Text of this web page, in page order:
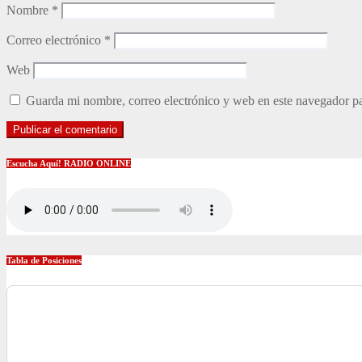
Nombre *
Correo electrónico *
Web
Guarda mi nombre, correo electrónico y web en este navegador
Escucha Aquí! RADIO ONLINE
Tabla de Posiciones